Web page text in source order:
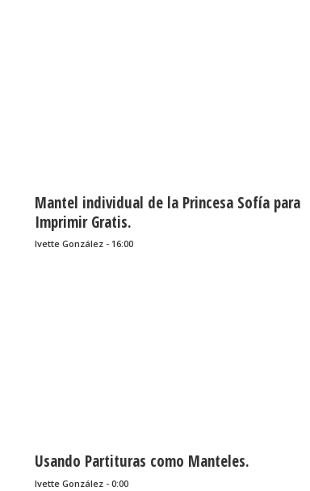
Mantel individual de la Princesa Sofía para
Imprimir Gratis.
Ivette González - 16:00
Usando Partituras como Manteles.
Ivette González - 0:00